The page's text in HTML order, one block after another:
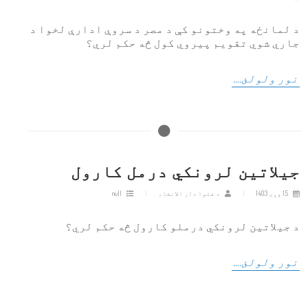
د لمانځه په وختونو کې د مصر د سروې ادارې لخوا د
جاري شوي تقویم پیروي کول څه حکم لري؟
نور ولولئ....
جیلاتین لرونکي درمل کارول
د فتوا دار الانشاء
د جیلاتین لرونکي درملو کارول څه حکم لري؟
نور ولولئ....